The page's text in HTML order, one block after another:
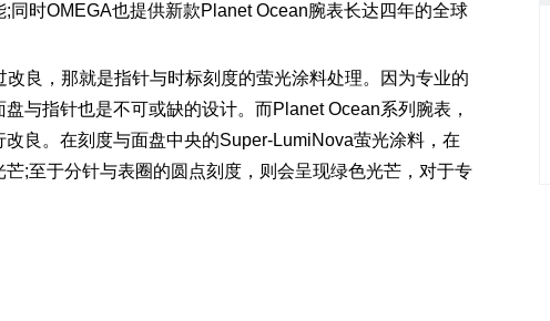
时OMEGA也提供新款Planet Ocean腕表长达四年的全球
良，那就是指针与时标刻度的萤光涂料处理。因为专业的
与指针也是不可或缺的设计。而Planet Ocean系列腕表，
良。在刻度与面盘中央的Super-LumiNova萤光涂料，在
;至于分针与表圈的圆点刻度，则会呈现绿色光芒，对于专